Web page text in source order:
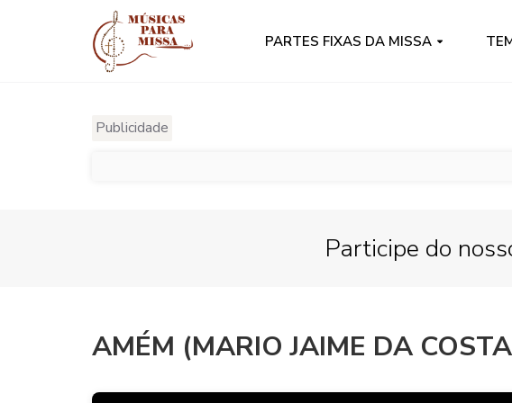
PARTES FIXAS DA MISSA
Publicidade
Participe do
AMÉM (MARIO JAIME DA